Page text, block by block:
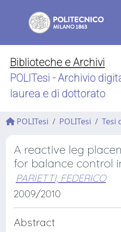
Biblioteche e Archivi
POLITesi - Archivio
laurea e di dottorato
POLITesi POLITesi Tesi
A reactive leg
for balance control
PARIETTI, FEDERICO
2009/2010
Abstract